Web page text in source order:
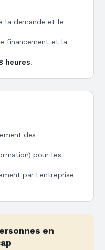
la demande et le
financement et la
heures.
des
pour les
par l'entreprise
en